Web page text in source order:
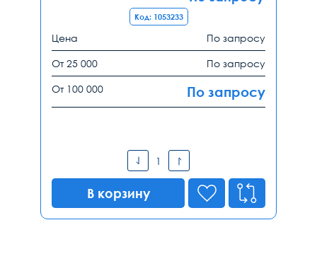
Код: 1053233
Цена По запросу
От 25 000 По запросу
От 100 000 По запросу
В корзину